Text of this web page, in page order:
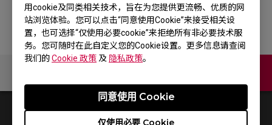
用cookie及同类相关技术，旨在为您提供更流畅、优质的网
站浏览体验。您可以点击“同意使用Cookie”来接受相关设
置，也可选择“仅使用必要cookie”来拒绝所有非必要技术服
务。您可随时在此自定义您的Cookie设置。更多信息请查阅
我们的Cookie 政策 及 隐私政策。
仅使用必要 Cookie
同意使用 Cookie
0 结果 Default